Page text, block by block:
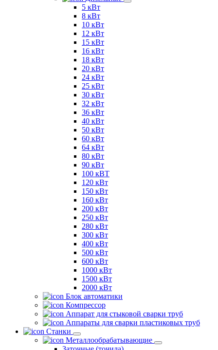
5 кВт
8 кВт
10 кВт
12 кВт
15 кВт
16 кВт
18 кВт
20 кВт
24 кВт
25 кВт
30 кВт
32 кВт
36 кВт
40 кВт
50 кВт
60 кВт
64 кВт
80 кВт
90 кВт
100 кВТ
120 кВт
150 кВт
160 кВт
200 кВт
250 кВт
280 кВт
300 кВт
400 кВт
500 кВт
600 кВт
1000 кВт
1500 кВт
2000 кВт
Блок автоматики
Компрессор
Аппарат для стыковой сварки труб
Аппараты для сварки пластиковых труб
Станки
Металлообрабатывающие